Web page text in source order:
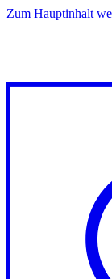
Zum Hauptinhalt